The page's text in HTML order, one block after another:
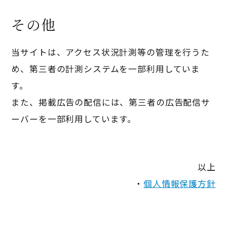
その他
当サイトは、アクセス状況計測等の管理を行うた
め、第三者の計測システムを一部利用していま
す。
また、掲載広告の配信には、第三者の広告配信サ
ーバーを一部利用しています。
以上
・個人情報保護方針